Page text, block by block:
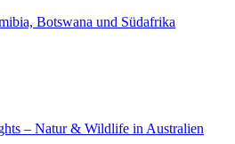
Botswana und Südafrika
– Natur & Wildlife in Australien